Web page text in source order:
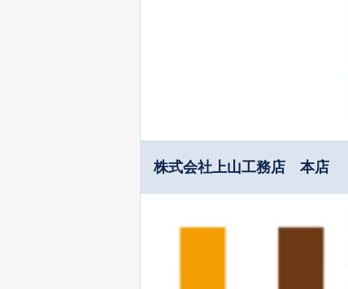
株式会社上山工務店 本店